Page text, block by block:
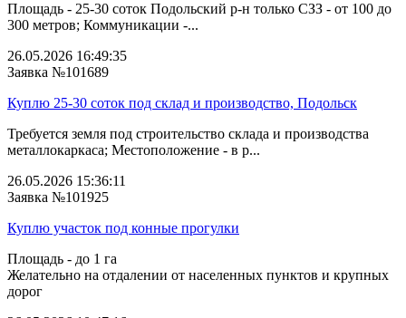
Площадь - 25-30 соток Подольский р-н только СЗЗ - от 100 до
300 метров; Коммуникации -...
26.05.2026 16:49:35
Заявка №101689
Куплю 25-30 соток под склад и производство, Подольск
Требуется земля под строительство склада и производства
металлокаркаса; Местоположение - в р...
26.05.2026 15:36:11
Заявка №101925
Куплю участок под конные прогулки
Площадь - до 1 га
Желательно на отдалении от населенных пунктов и крупных
дорог